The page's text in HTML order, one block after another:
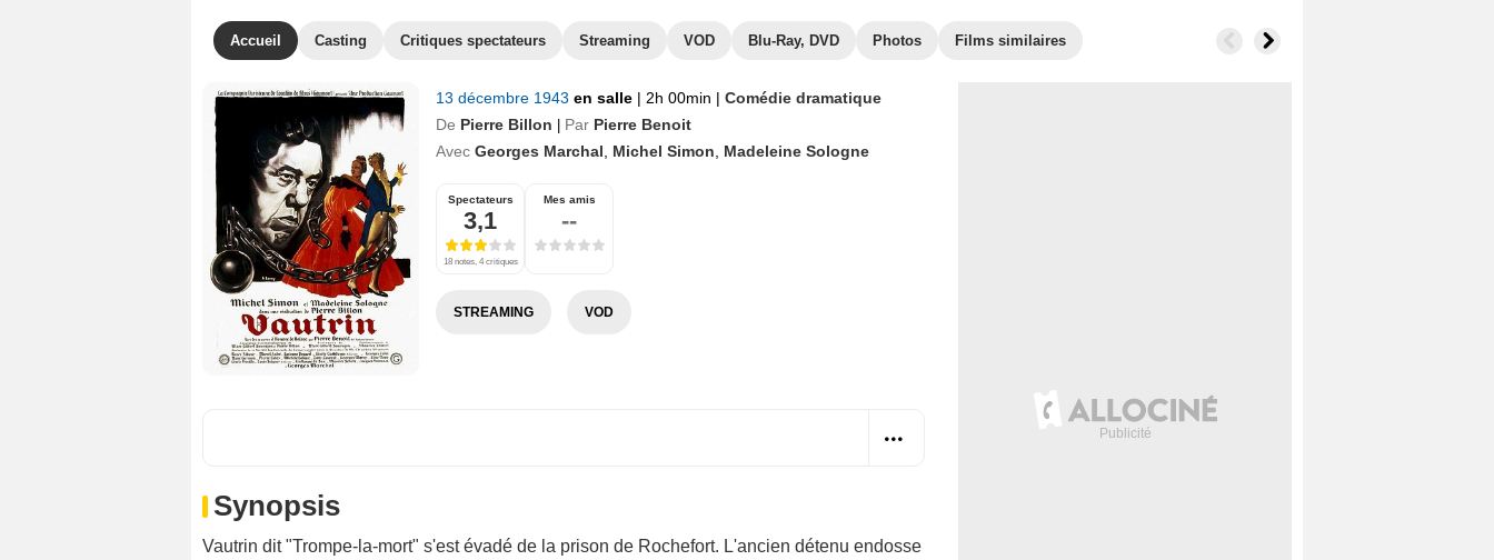
Accueil Casting Critiques spectateurs Streaming VOD Blu-Ray, DVD Photos Films similaires
13 décembre 1943 en salle | 2h 00min | Comédie dramatique
De Pierre Billon Par Pierre Benoit
Avec Georges Marchal Michel Simon Madeleine Sologne
Spectateurs
3,1
18 notes, 4 critiques
Mes amis
--
STREAMING VOD
Synopsis
Vautrin dit "Trompe-la-mort" s'est évadé de la prison de Rochefort. L'ancien détenu endosse